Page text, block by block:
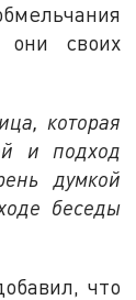
они своих
которая
и подход
думкой
беседы
что